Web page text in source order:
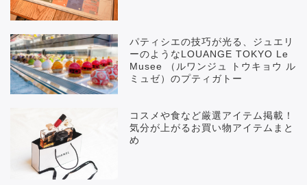
パティシエの技巧が光る、ジュエリ
ーのようなLOUANGE TOKYO Le
Musee （ルワンジュ トウキョウ ル
ミュゼ）のプティガトー
コスメや食など厳選アイテム掲載！
気分が上がるお買い物アイテムまと
め